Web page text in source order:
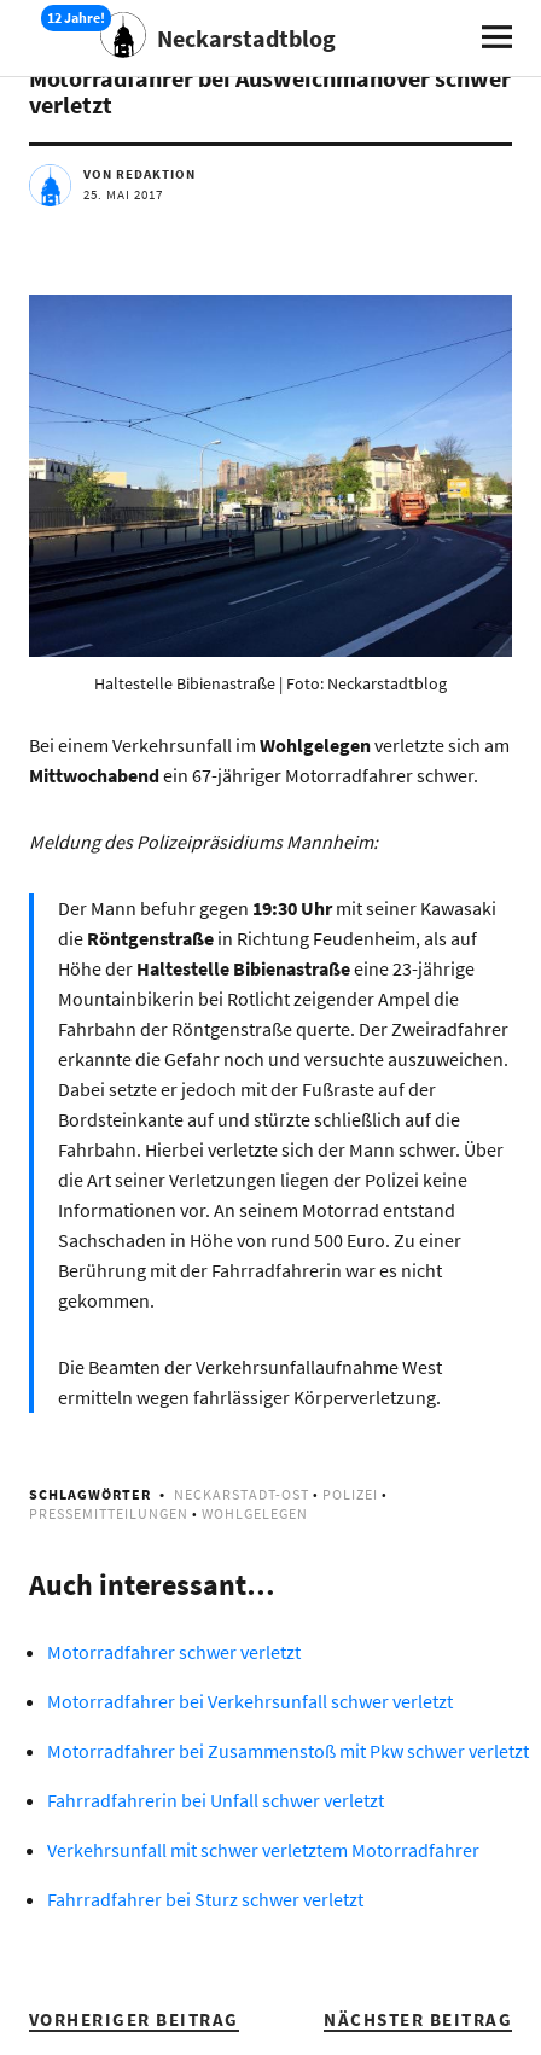
Neckarstadtblog
AKTUELLES
Motorradfahrer bei Ausweichmanöver schwer
verletzt
VON REDAKTION
25. MAI 2017
Haltestelle Bibienastraße | Foto: Neckarstadtblog
Bei einem Verkehrsunfall im Wohlgelegenverletzte sich am
Mittwochabendein 67-jähriger Motorradfahrer schwer.
Meldung des Polizeipräsidiums Mannheim:
Der Mann befuhr gegen 19:30 Uhrmit seiner Kawasaki
die Röntgenstraßein Richtung Feudenheim, als auf
Höhe der Haltestelle Bibienastraßeeine 23-jährige
Mountainbikerin bei Rotlicht zeigender Ampel die
Fahrbahn der Röntgenstraße querte. Der Zweiradfahrer
erkannte die Gefahr noch und versuchte auszuweichen.
Dabei setzte er jedoch mit der Fußraste auf der
Bordsteinkante auf und stürzte schließlich auf die
Fahrbahn. Hierbei verletzte sich der Mann schwer. Über
die Art seiner Verletzungen liegen der Polizei keine
Informationen vor. An seinem Motorrad entstand
Sachschaden in Höhe von rund 500 Euro. Zu einer
Berührung mit der Fahrradfahrerin war es nicht
gekommen.
Die Beamten der Verkehrsunfallaufnahme West
ermitteln wegen fahrlässiger Körperverletzung.
SCHLAGWÖRTER NECKARSTADT-OST • POLIZEI •
PRESSEMITTEILUNGEN • WOHLGELEGEN
Auch interessant…
Motorradfahrer schwer verletzt
Motorradfahrer bei Verkehrsunfall schwer verletzt
Motorradfahrer bei Zusammenstoß mit Pkw schwer verletzt
Fahrradfahrerin bei Unfall schwer verletzt
Verkehrsunfall mit schwer verletztem Motorradfahrer
Fahrradfahrer bei Sturz schwer verletzt
VORHERIGER BEITRAG NÄCHSTER BEITRAG